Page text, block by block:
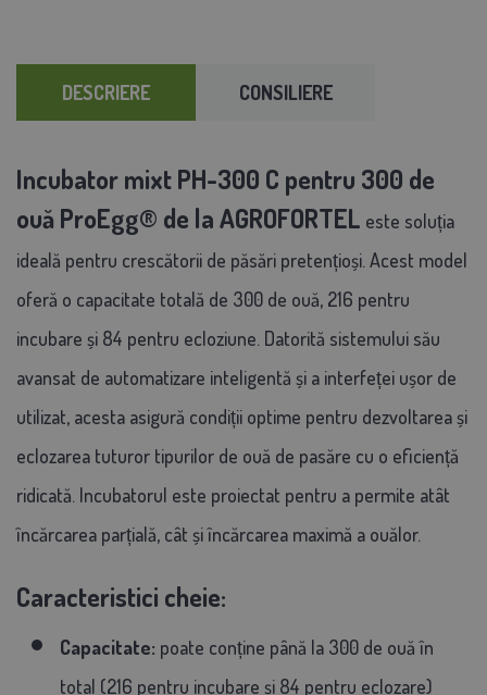
DESCRIERE CONSILIERE
Incubator mixt PH-300 C pentru 300 de
ouă ProEgg®️ de la AGROFORTEL este soluția
ideală pentru crescătorii de păsări pretențioși. Acest model
oferă o capacitate totală de 300 de ouă, 216 pentru
incubare și 84 pentru ecloziune. Datorită sistemului său
avansat de automatizare inteligentă și a interfeței ușor de
utilizat, acesta asigură condiții optime pentru dezvoltarea și
eclozarea tuturor tipurilor de ouă de pasăre cu o eficiență
ridicată. Incubatorul este proiectat pentru a permite atât
încărcarea parțială, cât și încărcarea maximă a ouălor.
Caracteristici cheie:
Capacitate: poate conține până la 300 de ouă în
total (216 pentru incubare și 84 pentru eclozare)